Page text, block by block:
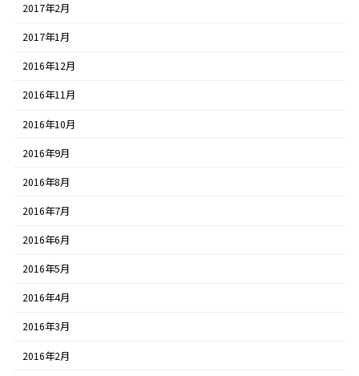
2017年2月
2017年1月
2016年12月
2016年11月
2016年10月
2016年9月
2016年8月
2016年7月
2016年6月
2016年5月
2016年4月
2016年3月
2016年2月